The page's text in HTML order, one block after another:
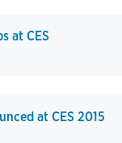
at CES
at CES 2015